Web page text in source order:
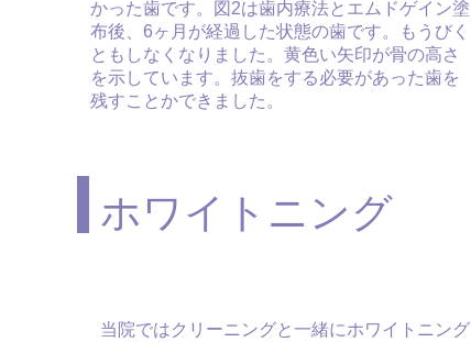
かった歯です。図2は歯内療法とエムドゲイン塗
布後、6ヶ月が経過した状態の歯です。もうびく
ともしなくなりました。黄色い矢印が骨の高さ
を示しています。抜歯をする必要があった歯を
残すことかできました。
ホワイトニング
当院ではクリーニングと一緒にホワイトニング